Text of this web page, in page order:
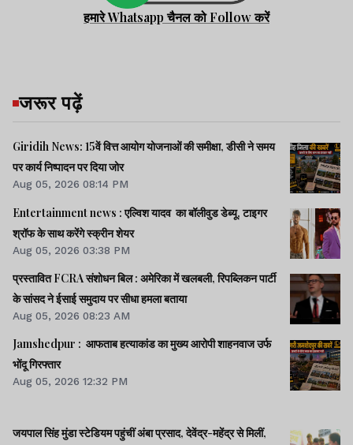
हमारे Whatsapp चैनल को Follow करें
जरूर पढ़ें
Giridih News: 15वें वित्त आयोग योजनाओं की समीक्षा, डीसी ने समय
पर कार्य निष्पादन पर दिया जोर
Aug 05, 2026 08:14 PM
Entertainment news : एल्विश यादव का बॉलीवुड डेब्यू, टाइगर
श्रॉफ के साथ करेंगे स्क्रीन शेयर
Aug 05, 2026 03:38 PM
प्रस्तावित FCRA संशोधन बिल : अमेरिका में खलबली, रिपब्लिकन पार्टी
के सांसद ने ईसाई समुदाय पर सीधा हमला बताया
Aug 05, 2026 08:23 AM
Jamshedpur : आफताब हत्याकांड का मुख्य आरोपी शाहनवाज उर्फ
भोंदू गिरफ्तार
Aug 05, 2026 12:32 PM
जयपाल सिंह मुंडा स्टेडियम पहुंचीं अंबा प्रसाद, देवेंद्र-महेंद्र से मिलीं,